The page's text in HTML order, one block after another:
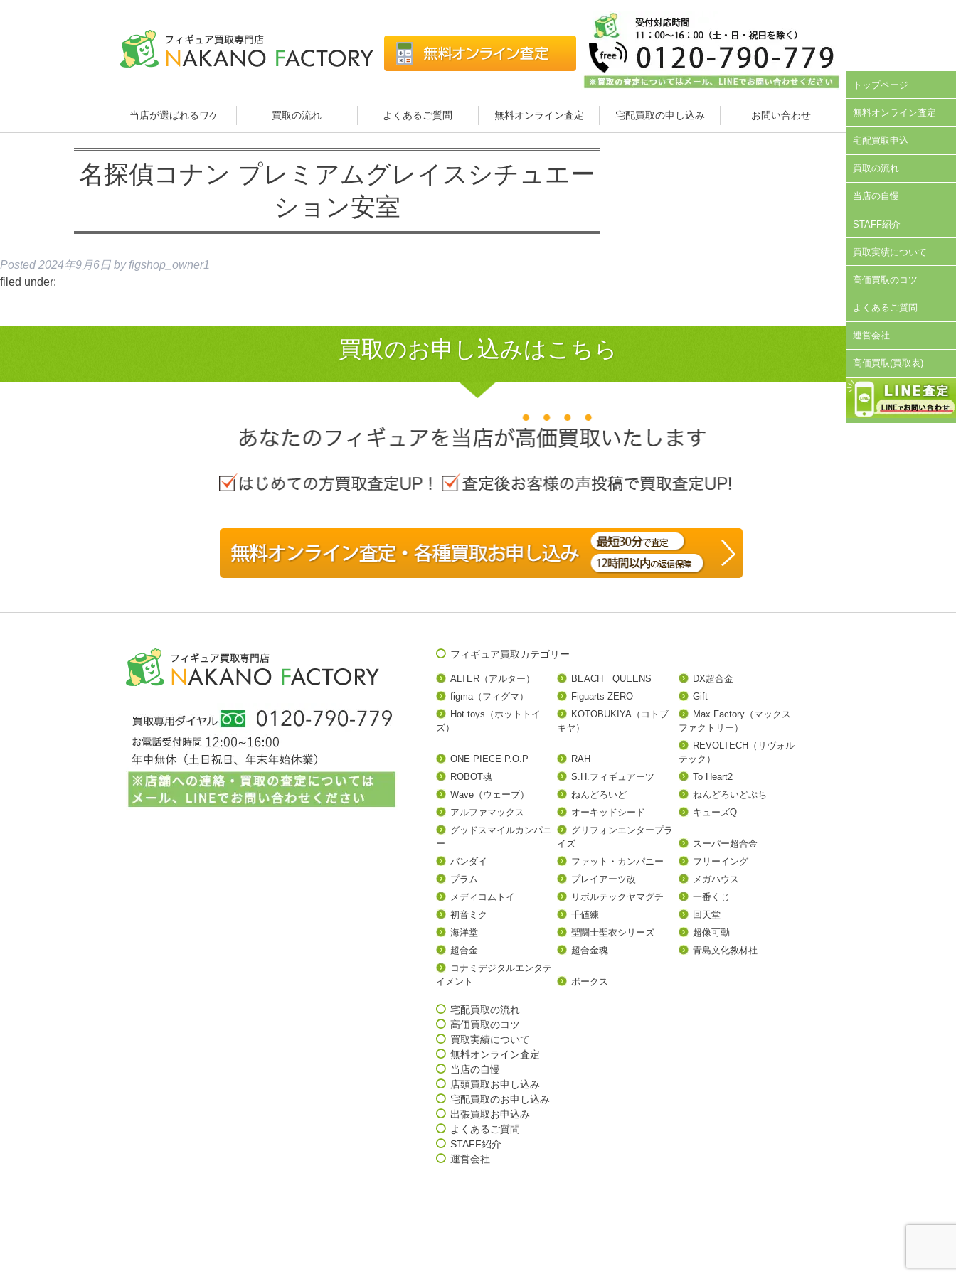
当店が選ばれるワケ 買取の流れ よくあるご質問 無料オンライン査定 宅配買取の申し込み お問い合わせ
名探偵コナン プレミアムグレイスシチュエー
ション安室
Posted 2024年9月6日 by figshop_owner1
filed under:
トップページ
無料オンライン査定
宅配買取申込
買取の流れ
当店の自慢
STAFF紹介
買取実績について
高価買取のコツ
よくあるご質問
運営会社
高価買取(買取表)
買取のお申し込みはこちら
フィギュア買取カテゴリー
ALTER（アルター） BEACH QUEENS
DX超合金
figma（フィグマ）
Figuarts ZERO
Gift
Hot toys（ホットトイ
ズ）
KOTOBUKIYA（コトブ
キヤ）
Max Factory（マックス
ファクトリー）
ONE PIECE P.O.P RAH
REVOLTECH（リヴォル
テック）
ROBOT魂
S.H.フィギュアーツ
To Heart2
Wave（ウェーブ）
ねんどろいど
ねんどろいどぷち
アルファマックス
オーキッドシード
キューズQ
グッドスマイルカンパニ
ー
グリフォンエンタープラ
イズ
スーパー超合金
バンダイ
ファット・カンパニー
フリーイング
プラム
プレイアーツ改
メガハウス
メディコムトイ
リボルテックヤマグチ
一番くじ
初音ミク
千値練
回天堂
海洋堂
聖闘士聖衣シリーズ
超像可動
超合金
超合金魂
青島文化教材社
コナミデジタルエンタテ
イメント
ボークス
宅配買取の流れ
高価買取のコツ
買取実績について
無料オンライン査定
当店の自慢
店頭買取お申し込み
宅配買取のお申し込み
出張買取お申込み
よくあるご質問
STAFF紹介
運営会社